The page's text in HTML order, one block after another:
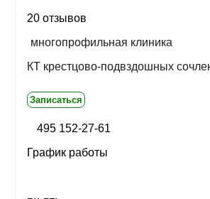
20 отзывов
многопрофильная клиника
КТ крестцово-подвздошных
Записаться
495 152-27-61
График работы